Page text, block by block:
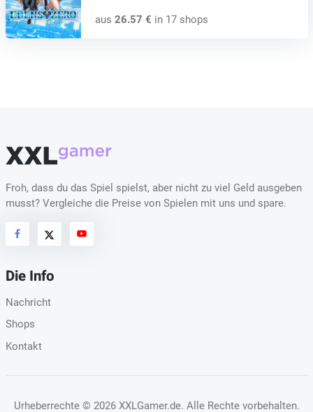
aus 26.57 € in 17 shops
Froh, dass du das Spiel spielst, aber nicht zu viel Geld ausgeben
musst? Vergleiche die Preise von Spielen mit uns und spare.
Die Info
Nachricht
Shops
Kontakt
Urheberrechte © 2026 XXLGamer.de. Alle Rechte vorbehalten.